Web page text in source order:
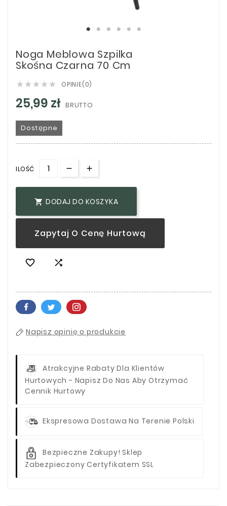
Noga Meblowa Szpilka
Skośna Czarna 70 Cm
     OPINIE(0)
25,99 zł BRUTTO
Dostępne
ILOŚĆ
 DODAJ DO KOSZYKA
Zapytaj O Cenę Hurtową
 
Napisz opinię o produkcie
Atrakcyjne Rabaty Dla Klientów
Hurtowych - Napisz Do Nas Aby Otrzymać
Cennik Hurtowy
Ekspresowa Dostawa Na Terenie Polski
Bezpieczne Zakupy! Sklep
Zabezpieczony Certyfikatem SSL